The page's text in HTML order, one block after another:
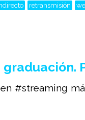
retransmisión
graduación.
#streaming